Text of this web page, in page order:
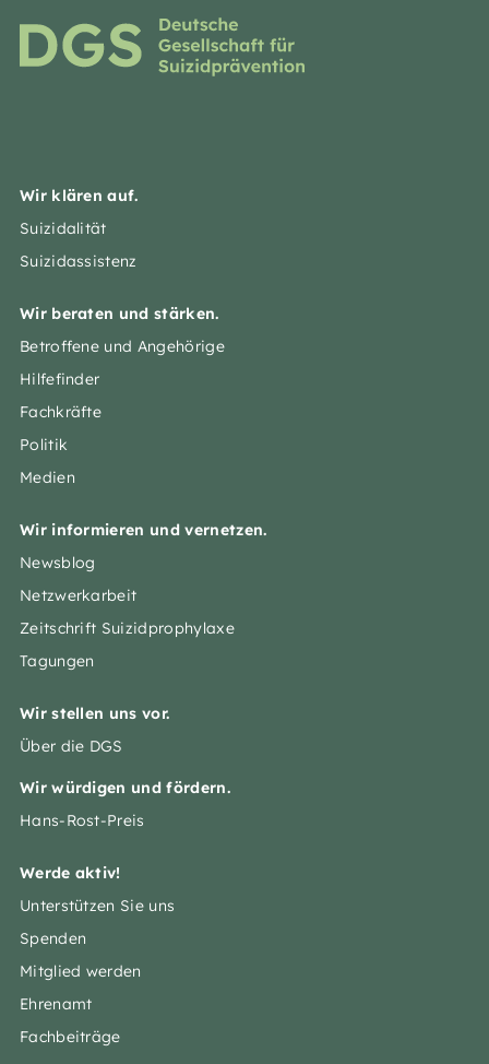
Wir klären auf.
Suizidalität
Suizidassistenz
Wir beraten und stärken.
Betroffene und Angehörige
Hilfefinder
Fachkräfte
Politik
Medien
Wir informieren und vernetzen.
Newsblog
Netzwerkarbeit
Zeitschrift Suizidprophylaxe
Tagungen
Wir stellen uns vor.
Über die DGS
Wir würdigen und fördern.
Hans-Rost-Preis
Werde aktiv!
Unterstützen Sie uns
Spenden
Mitglied werden
Ehrenamt
Fachbeiträge